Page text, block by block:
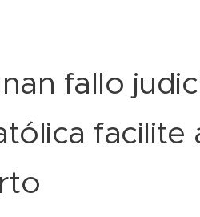
fallo
facilite